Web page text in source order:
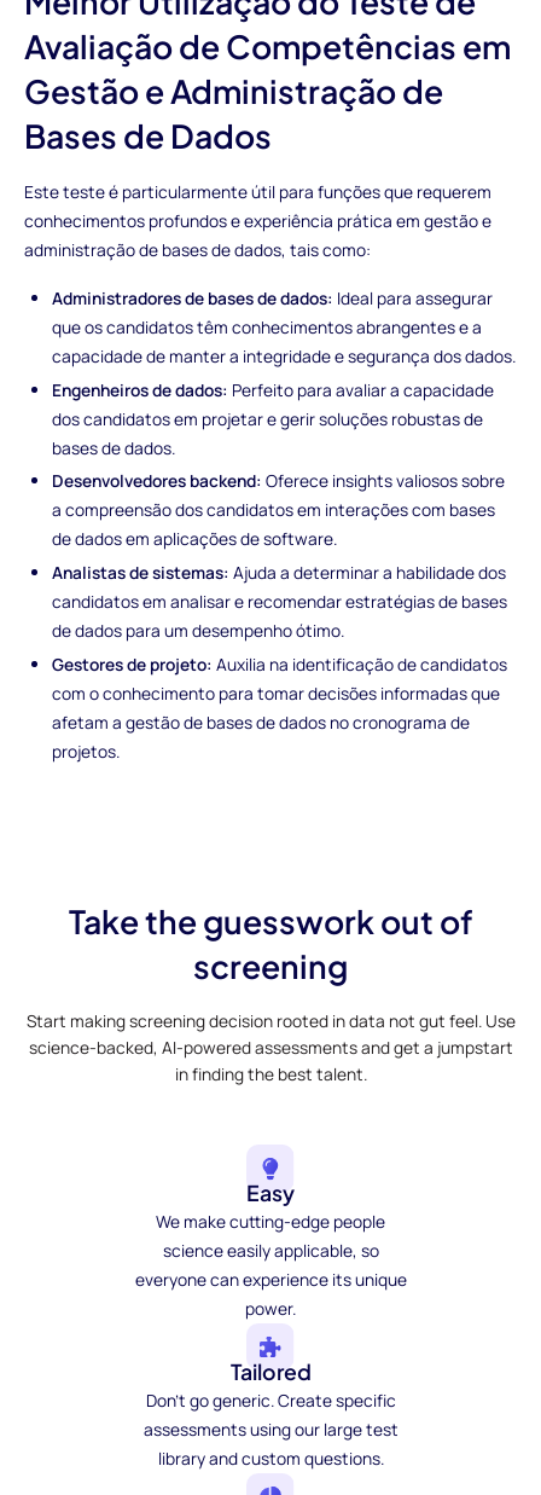
Avaliação de Competências em
Gestão e Administração de
Bases de Dados
Este teste é particularmente útil para funções que requerem
conhecimentos profundos e experiência prática em gestão e
administração de bases de dados, tais como:
Administradores de bases de dados: Ideal para assegurar
que os candidatos têm conhecimentos abrangentes e a
capacidade de manter a integridade e segurança dos dados.
Engenheiros de dados: Perfeito para avaliar a capacidade
dos candidatos em projetar e gerir soluções robustas de
bases de dados.
Desenvolvedores backend: Oferece insights valiosos sobre
a compreensão dos candidatos em interações com bases
de dados em aplicações de software.
Analistas de sistemas: Ajuda a determinar a habilidade dos
candidatos em analisar e recomendar estratégias de bases
de dados para um desempenho ótimo.
Gestores de projeto: Auxilia na identificação de candidatos
com o conhecimento para tomar decisões informadas que
afetam a gestão de bases de dados no cronograma de
projetos.
Take the guesswork out of
screening
Start making screening decision rooted in data not gut feel. Use
science-backed, AI-powered assessments and get a jumpstart
in finding the best talent.
Easy
We make cutting-edge people
science easily applicable, so
everyone can experience its unique
power.
Tailored
Don't go generic. Create specific
assessments using our large test
library and custom questions.